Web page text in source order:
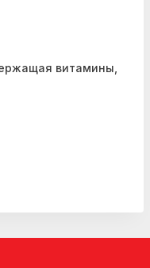
витамины,